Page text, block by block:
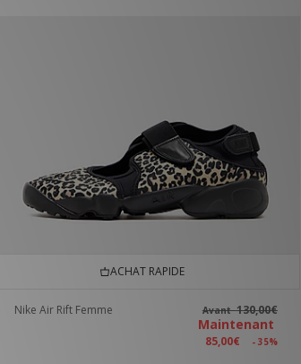
ACHAT RAPIDE
Nike Air Rift Femme Avant130,00€
Maintenant
85,00€ - 35%